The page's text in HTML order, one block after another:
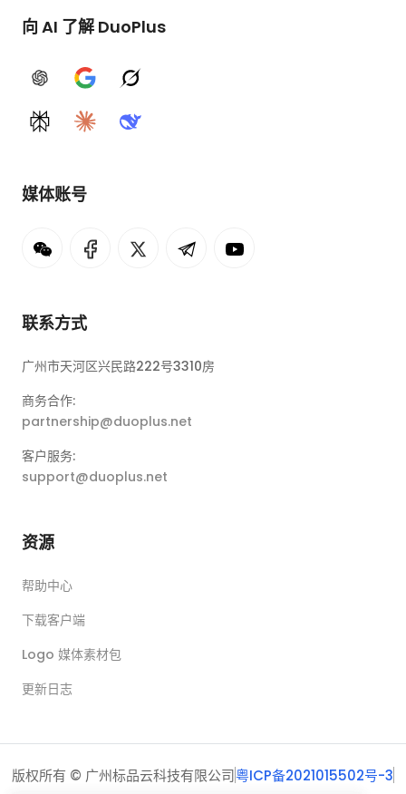
向 AI 了解 DuoPlus
ChatGPTGoogle AIGrok
PerplexityClaudeDeepSeek
媒体账号
联系方式
广州市天河区兴民路222号3310房
商务合作:
partnership@duoplus.net
客户服务:
support@duoplus.net
资源
帮助中心
下载客户端
Logo 媒体素材包
更新日志
版权所有 © 广州标品云科技有限公司粤ICP备2021015502号-3